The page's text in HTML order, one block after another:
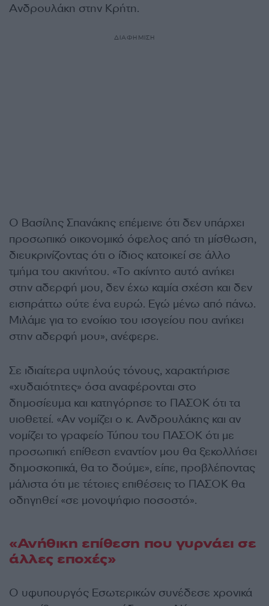
Ανδρουλάκη στην Κρήτη.
ΔΙΑΦΗΜΙΣΗ
Ο Βασίλης Σπανάκης επέμεινε ότι δεν υπάρχει
προσωπικό οικονομικό όφελος από τη μίσθωση,
διευκρινίζοντας ότι ο ίδιος κατοικεί σε άλλο
τμήμα του ακινήτου. «Το ακίνητο αυτό ανήκει
στην αδερφή μου, δεν έχω καμία σχέση και δεν
εισπράττω ούτε ένα ευρώ. Εγώ μένω από πάνω.
Μιλάμε για το ενοίκιο του ισογείου που ανήκει
στην αδερφή μου», ανέφερε.
Σε ιδιαίτερα υψηλούς τόνους, χαρακτήρισε
«χυδαιότητες» όσα αναφέρονται στο
δημοσίευμα και κατηγόρησε το ΠΑΣΟΚ ότι τα
υιοθετεί. «Αν νομίζει ο κ. Ανδρουλάκης και αν
νομίζει το γραφείο Τύπου του ΠΑΣΟΚ ότι με
προσωπική επίθεση εναντίον μου θα ξεκολλήσει
δημοσκοπικά, θα το δούμε», είπε, προβλέποντας
μάλιστα ότι με τέτοιες επιθέσεις το ΠΑΣΟΚ θα
οδηγηθεί «σε μονοψήφιο ποσοστό».
«Ανήθικη επίθεση που γυρνάει σε
άλλες εποχές»
Ο υφυπουργός Εσωτερικών συνέδεσε χρονικά